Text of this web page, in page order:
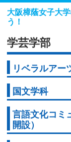
大阪樟蔭女子大
う！
学芸学部
リベラルアー
国文学科
言語文化コミ
開設）